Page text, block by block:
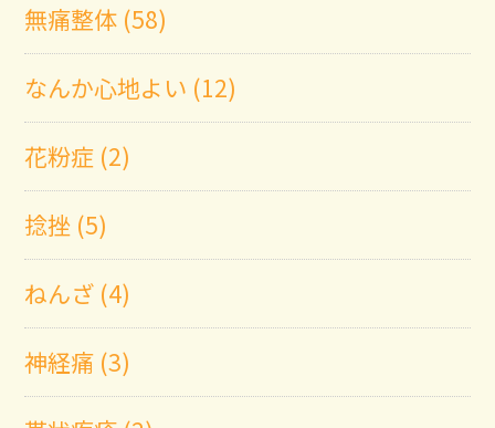
無痛整体 (58)
なんか心地よい (12)
花粉症 (2)
捻挫 (5)
ねんざ (4)
神経痛 (3)